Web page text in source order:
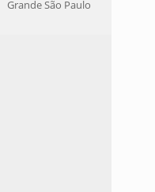
Grande São Paulo